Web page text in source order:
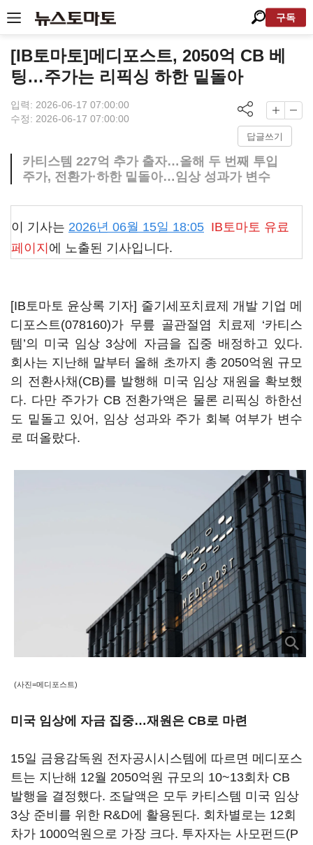
구독
[IB토마토]메디포스트, 2050억 CB 베
팅…주가는 리픽싱 하한 밑돌아
입력: 2026-06-17 07:00:00
수정: 2026-06-17 07:00:00
답글쓰기
카티스템 227억 추가 출자…올해 두 번째 투입
주가, 전환가·하한 밑돌아…임상 성과가 변수
이 기사는 2026년 06월 15일 18:05 IB토마토 유료
페이지 에 노출된 기사입니다.
[IB토마토 윤상록 기자] 줄기세포치료제 개발 기업 메
디포스트(078160)가 무릎 골관절염 치료제 ‘카티스
템’의 미국 임상 3상에 자금을 집중 배정하고 있다.
회사는 지난해 말부터 올해 초까지 총 2050억원 규모
의 전환사채(CB)를 발행해 미국 임상 재원을 확보했
다. 다만 주가가 CB 전환가액은 물론 리픽싱 하한선
도 밑돌고 있어, 임상 성과와 주가 회복 여부가 변수
로 떠올랐다.
(사진=메디포스트)
미국 임상에 자금 집중…재원은 CB로 마련
15일 금융감독원 전자공시시스템에 따르면 메디포스
트는 지난해 12월 2050억원 규모의 10~13회차 CB
발행을 결정했다. 조달액은 모두 카티스템 미국 임상
3상 준비를 위한 R&D에 활용된다. 회차별로는 12회
차가 1000억원으로 가장 크다. 투자자는 사모펀드(P